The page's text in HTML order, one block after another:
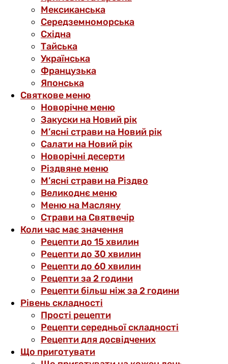
Мексиканська
Середземноморська
Східна
Тайська
Українська
Французька
Японська
Святкове меню
Новорічне меню
Закуски на Новий рік
М’ясні страви на Новий рік
Салати на Новий рік
Новорічні десерти
Різдвяне меню
М’ясні страви на Різдво
Великоднє меню
Меню на Масляну
Страви на Святвечір
Коли час має значення
Рецепти до 15 хвилин
Рецепти до 30 хвилин
Рецепти до 60 хвилин
Рецепти за 2 години
Рецепти більш ніж за 2 години
Рівень складності
Прості рецепти
Рецепти середньої складності
Рецепти для досвідчених
Що приготувати